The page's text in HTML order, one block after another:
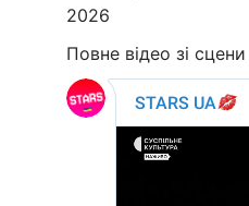
2026
Повне відео зі